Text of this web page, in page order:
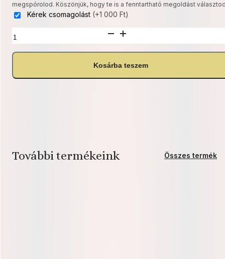
megspórolod. Köszönjük, hogy te is a fenntartható megoldást
Kérek csomagolást (+1 000 Ft)
házi
krémes
Kosárba teszem
További termékeink Összes termék